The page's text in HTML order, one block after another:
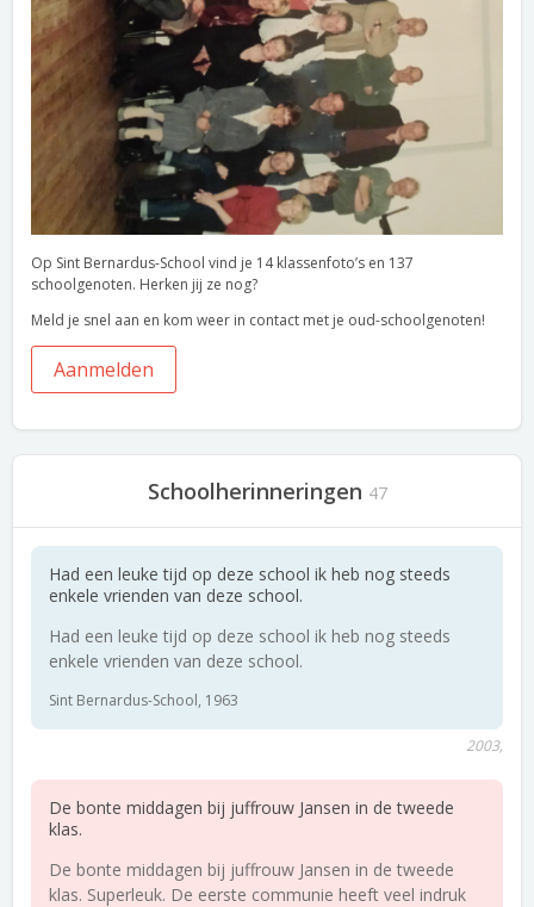
Op Sint Bernardus-School vind je 14 klassenfoto’s en 137
schoolgenoten. Herken jij ze nog?
Meld je snel aan en kom weer in contact met je oud-schoolgenoten!
Aanmelden
Schoolherinneringen 47
Had een leuke tijd op deze school ik heb nog steeds
enkele vrienden van deze school.
Had een leuke tijd op deze school ik heb nog steeds
enkele vrienden van deze school.
Sint Bernardus-School, 1963
2003,
De bonte middagen bij juffrouw Jansen in de tweede
klas.
De bonte middagen bij juffrouw Jansen in de tweede
klas. Superleuk. De eerste communie heeft veel indruk